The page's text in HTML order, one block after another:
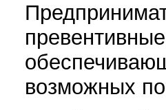
возможных